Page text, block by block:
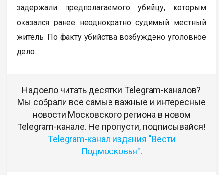
задержали предполагаемого убийцу, которым
оказался ранее неоднократно судимый местный
житель. По факту убийства возбуждено уголовное
дело.
Надоело читать десятки Telegram-каналов?
Мы собрали все самые важные и интересные
новости Московского региона в новом
Telegram-канале. Не пропусти, подписывайся!
Telegram-канал издания "Вести
Подмосковья".